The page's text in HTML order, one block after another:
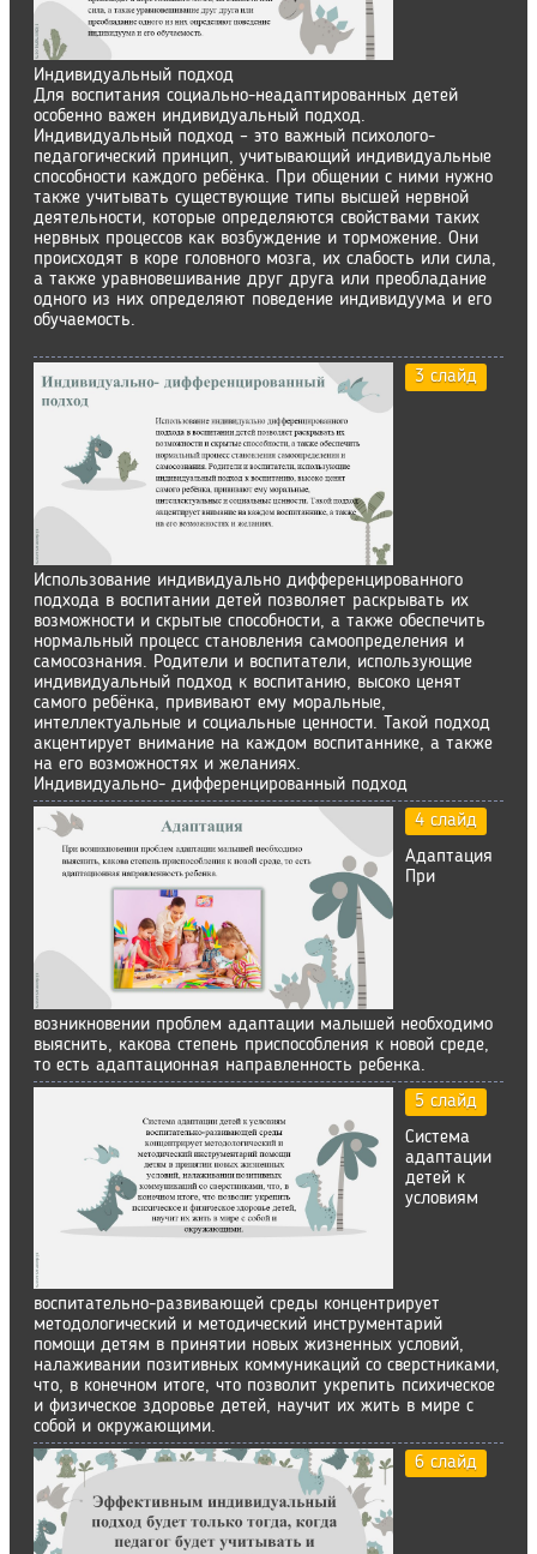
Индивидуальный подход
Для воспитания социально-неадаптированных детей
особенно важен индивидуальный подход.
Индивидуальный подход – это важный психолого-
педагогический принцип, учитывающий индивидуальные
способности каждого ребёнка. При общении с ними нужно
также учитывать существующие типы высшей нервной
деятельности, которые определяются свойствами таких
нервных процессов как возбуждение и торможение. Они
происходят в коре головного мозга, их слабость или сила,
а также уравновешивание друг друга или преобладание
одного из них определяют поведение индивидуума и его
обучаемость.
3 слайд
Использование индивидуально дифференцированного
подхода в воспитании детей позволяет раскрывать их
возможности и скрытые способности, а также обеспечить
нормальный процесс становления самоопределения и
самосознания. Родители и воспитатели, использующие
индивидуальный подход к воспитанию, высоко ценят
самого ребёнка, прививают ему моральные,
интеллектуальные и социальные ценности. Такой подход
акцентирует внимание на каждом воспитаннике, а также
на его возможностях и желаниях.
Индивидуально- дифференцированный подход
4 слайд
Адаптация
При
возникновении проблем адаптации малышей необходимо
выяснить, какова степень приспособления к новой среде,
то есть адаптационная направленность ребенка.
5 слайд
Система
адаптации
детей к
условиям
воспитательно-развивающей среды концентрирует
методологический и методический инструментарий
помощи детям в принятии новых жизненных условий,
налаживании позитивных коммуникаций со сверстниками,
что, в конечном итоге, что позволит укрепить психическое
и физическое здоровье детей, научит их жить в мире с
собой и окружающими.
6 слайд